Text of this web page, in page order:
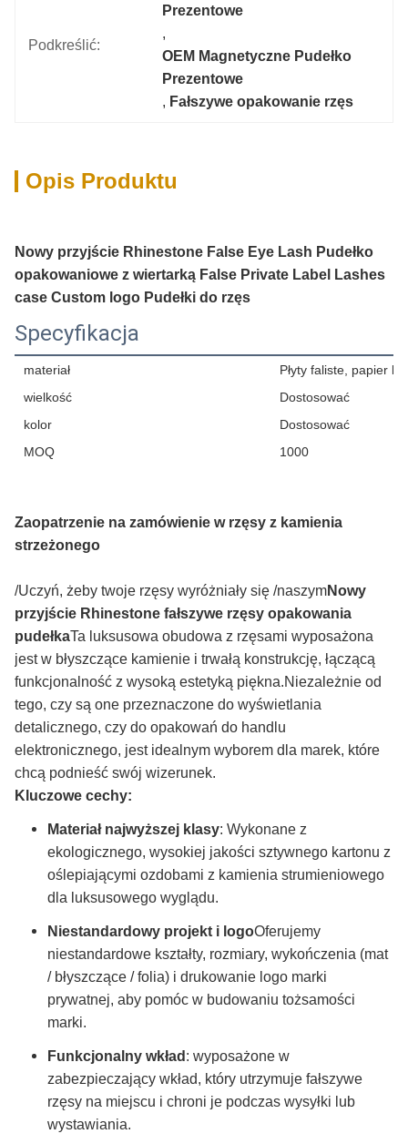
Podkreślić:
Prezentowe
,
OEM Magnetyczne Pudełko
Prezentowe
, Fałszywe opakowanie rzęs
Opis Produktu
Nowy przyjście Rhinestone False Eye Lash Pudełko
opakowaniowe z wiertarką False Private Label Lashes
case Custom logo Pudełki do rzęs
Specyfikacja
materiał
Płyty faliste, papier
wielkość
Dostosować
kolor
Dostosować
MOQ
1000
Zaopatrzenie na zamówienie w rzęsy z kamienia
strzeżonego
/Uczyń, żeby twoje rzęsy wyróżniały się /naszymNowy
przyjście Rhinestone fałszywe rzęsy opakowania
pudełkaTa luksusowa obudowa z rzęsami wyposażona
jest w błyszczące kamienie i trwałą konstrukcję, łączącą
funkcjonalność z wysoką estetyką piękna.Niezależnie od
tego, czy są one przeznaczone do wyświetlania
detalicznego, czy do opakowań do handlu
elektronicznego, jest idealnym wyborem dla marek, które
chcą podnieść swój wizerunek.
Kluczowe cechy:
Materiał najwyższej klasy: Wykonane z
ekologicznego, wysokiej jakości sztywnego kartonu z
oślepiającymi ozdobami z kamienia strumieniowego
dla luksusowego wyglądu.
Niestandardowy projekt i logoOferujemy
niestandardowe kształty, rozmiary, wykończenia (mat
/ błyszczące / folia) i drukowanie logo marki
prywatnej, aby pomóc w budowaniu tożsamości
marki.
Funkcjonalny wkład: wyposażone w
zabezpieczający wkład, który utrzymuje fałszywe
rzęsy na miejscu i chroni je podczas wysyłki lub
wystawiania.